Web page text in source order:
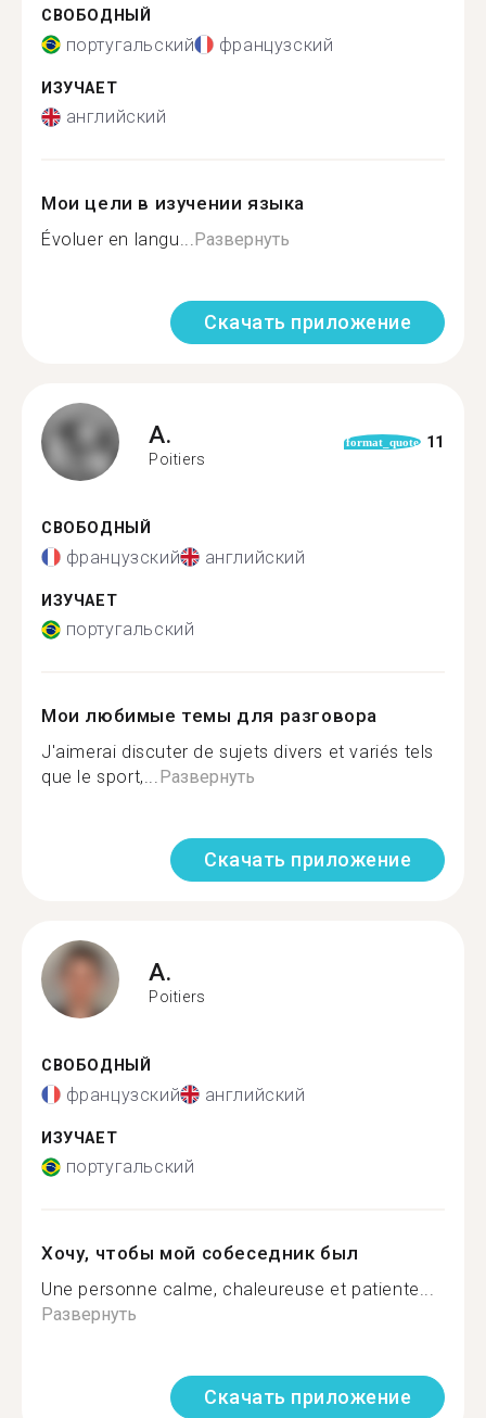
СВОБОДНЫЙ
португальский французский
ИЗУЧАЕТ
английский
Мои цели в изучении языка
Évoluer en langu...Развернуть
Скачать приложение
A.
Poitiers
format_quote 11
СВОБОДНЫЙ
французский английский
ИЗУЧАЕТ
португальский
Мои любимые темы для разговора
J'aimerai discuter de sujets divers et variés tels
que le sport,...Развернуть
Скачать приложение
A.
Poitiers
СВОБОДНЫЙ
французский английский
ИЗУЧАЕТ
португальский
Хочу, чтобы мой собеседник был
Une personne calme, chaleureuse et patiente...
Развернуть
Скачать приложение